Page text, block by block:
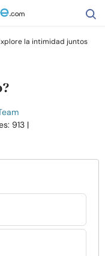
la intimidad juntos
913 |